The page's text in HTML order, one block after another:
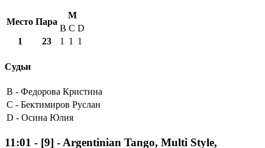
Место Пара
M
B C D
1
23 1 1 1
Судьи
B - Федорова Кристина
C - Бектимиров Руслан
D - Осина Юлия
11:01 - [9] - Argentinian Tango, Multi Style,